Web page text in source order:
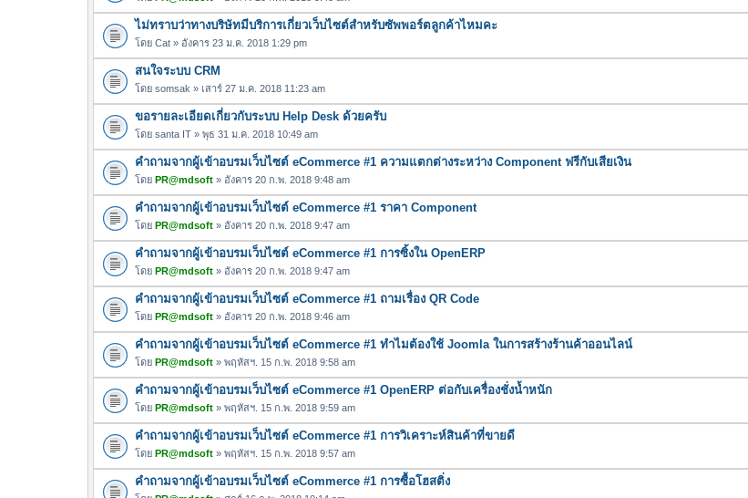
ไม่ทราบว่าทางบริษัทมีบริการเกี่ยวเว็บไซต์สำหรับซัพพอร์ตลูกค้าไหมคะ
โดย Cat » อังคาร 23 ม.ค. 2018 1:29 pm
สนใจระบบ CRM
โดย somsak » เสาร์ 27 ม.ค. 2018 11:23 am
ขอรายละเอียดเกี่ยวกับระบบ Help Desk ด้วยครับ
โดย santa IT » พุธ 31 ม.ค. 2018 10:49 am
คำถามจากผู้เข้าอบรมเว็บไซต์ eCommerce #1 ความแตกต่างระหว่าง Component ฟรีกับเสียเงิน
โดย PR@mdsoft » อังคาร 20 ก.พ. 2018 9:48 am
คำถามจากผู้เข้าอบรมเว็บไซต์ eCommerce #1 ราคา Component
โดย PR@mdsoft » อังคาร 20 ก.พ. 2018 9:47 am
คำถามจากผู้เข้าอบรมเว็บไซต์ eCommerce #1 การซิ้งใน OpenERP
โดย PR@mdsoft » อังคาร 20 ก.พ. 2018 9:47 am
คำถามจากผู้เข้าอบรมเว็บไซต์ eCommerce #1 ถามเรื่อง QR Code
โดย PR@mdsoft » อังคาร 20 ก.พ. 2018 9:46 am
คำถามจากผู้เข้าอบรมเว็บไซต์ eCommerce #1 ทำไมต้องใช้ Joomla ในการสร้างร้านค้าออนไลน์
โดย PR@mdsoft » พฤหัสฯ. 15 ก.พ. 2018 9:58 am
คำถามจากผู้เข้าอบรมเว็บไซต์ eCommerce #1 OpenERP ต่อกับเครื่องชั่งน้ำหนัก
โดย PR@mdsoft » พฤหัสฯ. 15 ก.พ. 2018 9:59 am
คำถามจากผู้เข้าอบรมเว็บไซต์ eCommerce #1 การวิเคราะห์สินค้าที่ขายดี
โดย PR@mdsoft » พฤหัสฯ. 15 ก.พ. 2018 9:57 am
คำถามจากผู้เข้าอบรมเว็บไซต์ eCommerce #1 การซื้อโฮสติ่ง